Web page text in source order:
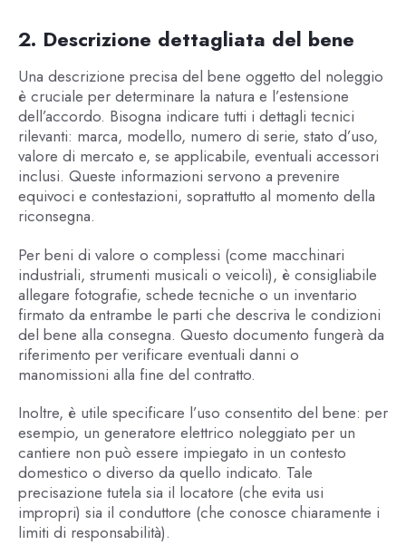
2. Descrizione dettagliata del bene
Una descrizione precisa del bene oggetto del noleggio
è cruciale per determinare la natura e l’estensione
dell’accordo. Bisogna indicare tutti i dettagli tecnici
rilevanti: marca, modello, numero di serie, stato d’uso,
valore di mercato e, se applicabile, eventuali accessori
inclusi. Queste informazioni servono a prevenire
equivoci e contestazioni, soprattutto al momento della
riconsegna.
Per beni di valore o complessi (come macchinari
industriali, strumenti musicali o veicoli), è consigliabile
allegare fotografie, schede tecniche o un inventario
firmato da entrambe le parti che descriva le condizioni
del bene alla consegna. Questo documento fungerà da
riferimento per verificare eventuali danni o
manomissioni alla fine del contratto.
Inoltre, è utile specificare l’uso consentito del bene: per
esempio, un generatore elettrico noleggiato per un
cantiere non può essere impiegato in un contesto
domestico o diverso da quello indicato. Tale
precisazione tutela sia il locatore (che evita usi
impropri) sia il conduttore (che conosce chiaramente i
limiti di responsabilità).